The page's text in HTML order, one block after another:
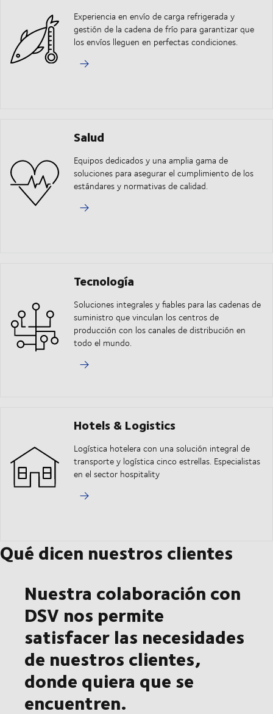
Experiencia en envío de carga refrigerada y
gestión de la cadena de frío para garantizar que
los envíos lleguen en perfectas condiciones.
Salud
Equipos dedicados y una amplia gama de
soluciones para asegurar el cumplimiento de los
estándares y normativas de calidad.
Tecnología
Soluciones integrales y fiables para las cadenas de
suministro que vinculan los centros de
producción con los canales de distribución en
todo el mundo.
Hotels & Logistics
Logística hotelera con una solución integral de
transporte y logística cinco estrellas. Especialistas
en el sector hospitality
Qué dicen nuestros clientes
Nuestra colaboración con
DSV nos permite
satisfacer las necesidades
de nuestros clientes,
donde quiera que se
encuentren.